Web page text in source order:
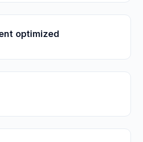
optimized